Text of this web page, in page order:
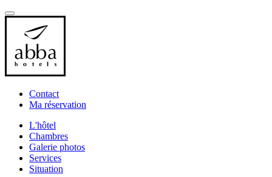
Contact
Ma réservation
L'hôtel
Chambres
Galerie photos
Services
Situation